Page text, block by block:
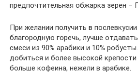
предпочтительная обжарка зерен –
При желании получить в
благородную горечь, лучше
смеси из 90% арабики и 10%
добиться и более высокой
больше кофеина, нежели в арабике.